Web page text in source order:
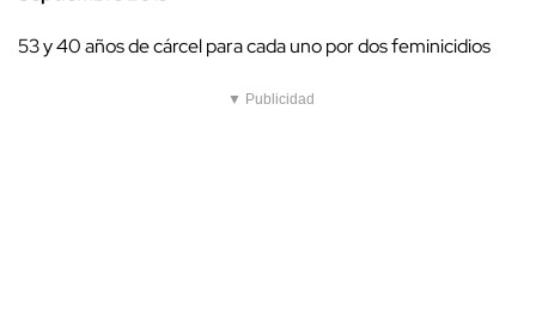
53 y 40 años de cárcel para cada uno por dos feminicidios
▼ Publicidad